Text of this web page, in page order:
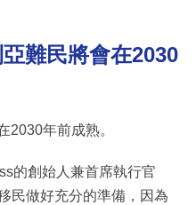
難民將會在2030
2030年前成熟。
的創始人兼首席執行官
民做好充分的準備，因為